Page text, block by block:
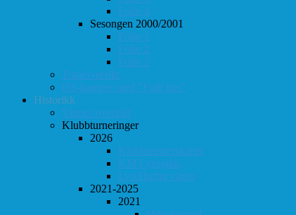
Follo 4
Sesongen 2000/2001
Follo 1
Follo 2
Follo 3
Totaloversikt
ØS-kamper med "Fullt hus"
Historikk
Vinner-oversikt
Klubbturneringer
2026
Klubbmesterskapet
KM Lynsjakk
Lyn/Hurtig våren
2021-2025
2021